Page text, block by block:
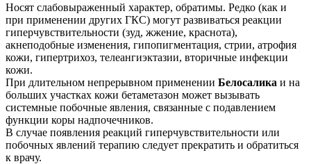
Носят слабовыраженный характер, обратимы. Редко (как и
при применении других ГКС) могут развиваться реакции
гиперчувствительности (зуд, жжение, краснота),
акнеподобные изменения, гипопигментация, стрии, атрофия
кожи, гипертрихоз, телеангиэктазии, вторичные инфекции
кожи.
При длительном непрерывном применении Белосалика и на
больших участках кожи бетаметазон может вызывать
системные побочные явления, связанные с подавлением
функции коры надпочечников.
В случае появления реакций гиперчувствительности или
побочных явлений терапию следует прекратить и обратиться
к врачу.